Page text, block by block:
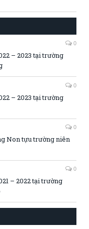
0
– 2023 tại trường
0
– 2023 tại trường
0
Non tựu trường niên
0
– 2022 tại trường